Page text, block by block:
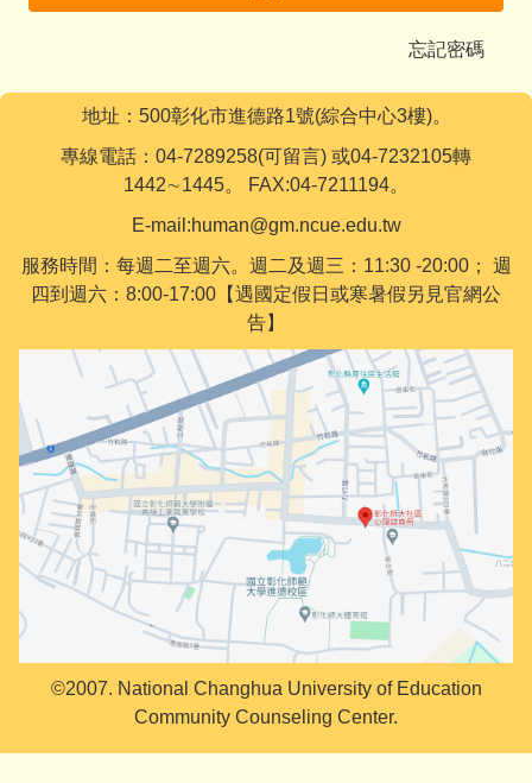
忘記密碼
地址：500彰化市進德路1號(綜合中心3樓)。
專線電話：04-7289258(可留言) 或04-7232105轉
1442∼1445。 FAX:04-7211194。
E-mail:human@gm.ncue.edu.tw
服務時間：每週二至週六。週二及週三：11:30 -20:00； 週
四到週六：8:00-17:00【遇國定假日或寒暑假另見官網公
告】
©2007. National Changhua University of Education
Community Counseling Center.